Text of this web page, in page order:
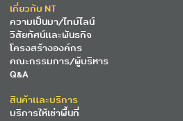
เกี่ยวกับ NT
ความเป็นมา/ไทม์ไลน์
วิสัยทัศน์และพันธกิจ
โครงสร้างองค์กร
คณะกรรมการ/ผู้บริหาร
Q&A
สินค้าและบริการ
บริการให้เช่าพื้นที่